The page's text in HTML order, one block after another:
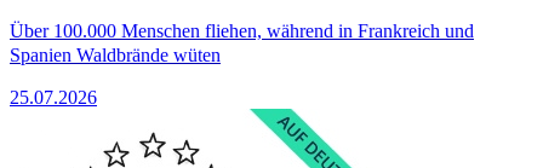
Über 100.000 Menschen fliehen, während in Frankreich und
Spanien Waldbrände wüten
25.07.2026